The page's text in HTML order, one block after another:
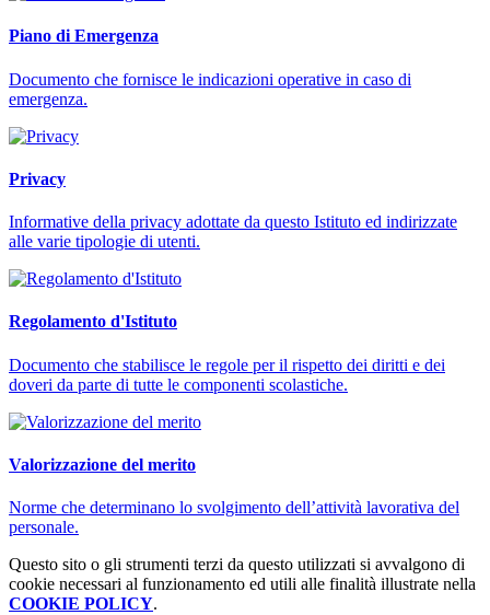
Piano di Emergenza
Documento che fornisce le indicazioni operative in caso di
emergenza.
Privacy
Informative della privacy adottate da questo Istituto ed indirizzate
alle varie tipologie di utenti.
Regolamento d'Istituto
Documento che stabilisce le regole per il rispetto dei diritti e dei
doveri da parte di tutte le componenti scolastiche.
Valorizzazione del merito
Norme che determinano lo svolgimento dell’attività lavorativa del
personale.
Questo sito o gli strumenti terzi da questo utilizzati si avvalgono di
cookie necessari al funzionamento ed utili alle finalità illustrate nella
COOKIE POLICY.